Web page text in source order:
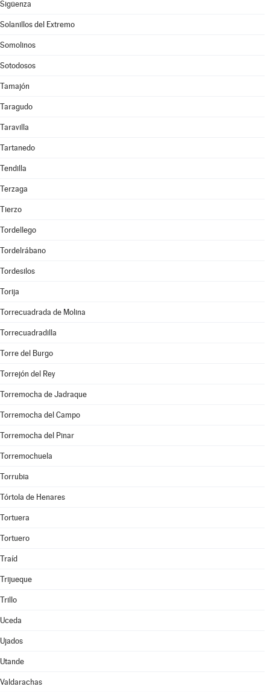
Sigüenza
Solanillos del Extremo
Somolinos
Sotodosos
Tamajón
Taragudo
Taravilla
Tartanedo
Tendilla
Terzaga
Tierzo
Tordellego
Tordelrábano
Tordesilos
Torija
Torrecuadrada de Molina
Torrecuadradilla
Torre del Burgo
Torrejón del Rey
Torremocha de Jadraque
Torremocha del Campo
Torremocha del Pinar
Torremochuela
Torrubia
Tórtola de Henares
Tortuera
Tortuero
Traíd
Trijueque
Trillo
Uceda
Ujados
Utande
Valdarachas